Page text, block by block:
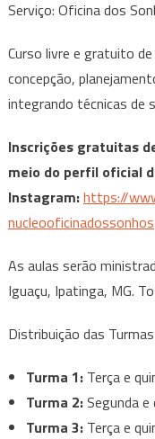
Serviço: Oficina dos
Curso livre e gratuito
concepção,
integrando técnicas de
Inscrições gratuitas
meio do perfil oficial
Instagram:https://
nucleooficinadossonhos
As aulas serão
Iguaçu, Ipatinga, MG.
Distribuição das
Turma 1: Terça e
Turma 2:Segunda
Turma 3: Terça e